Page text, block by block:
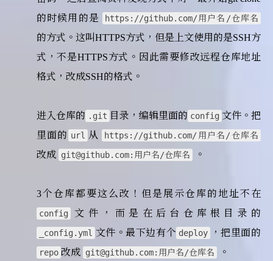
的时候用的是
https://github.com/用户名/仓库名
的方式。这叫HTTPS方式，但是上文使用的是SSH方
式，不是HTTPS方式。因此需要修改远程仓库地址
格式，改成SSH的格式。
进入仓库的 .git 目录，编辑里面的 config 文件。把
里面的 url 从 https://github.com/用户名/仓库名
改成 git@github.com:用户名/仓库名 。
3个仓库都要这么改！但是展示仓库的地址不在
config 文件，而是在后台仓库根目录的
_config.yml 文件。最下边有个 deploy ，把里面的
repo 改成 git@github.com:用户名/仓库名 。